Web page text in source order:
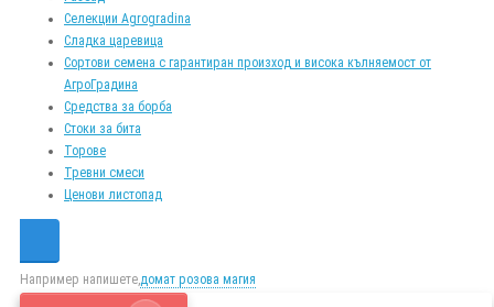
Селекции Agrogradina
Сладка царевица
Сортови семена с гарантиран произход и висока кълняемост от
АгроГрадина
Средства за борба
Стоки за бита
Торове
Тревни смеси
Ценови листопад
Например напишете,домат розова магия